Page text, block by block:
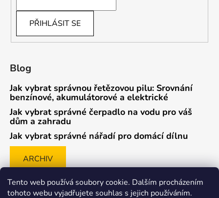
Tento web používá soubory cookie. Dalším procházením
tohoto webu vyjadřujete souhlas s jejich používáním.
PŘIHLÁSIT SE
Blog
Jak vybrat správnou řetězovou pilu: Srovnání
benzínové, akumulátorové a elektrické
Jak vybrat správné čerpadlo na vodu pro váš
dům a zahradu
Jak vybrat správné nářadí pro domácí dílnu
ARCHIV